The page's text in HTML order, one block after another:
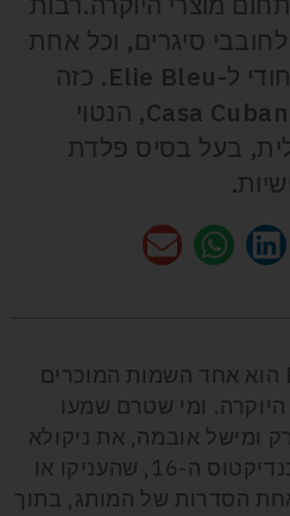
לחובבי סיגרים, וכל אחת
מהן ניחנה בקונספט ייחודי ל-Elie Bleu. כזה
הוא המצית השולחני Casa Cubana, הנטוי
בעל בסיס פלדת
המותג הצרפתי Elie Bleu הוא אחד השמות המוכרים
ומי שטרם שמעו
ומישל אובמה, את ניקולא
סרקוזי או את האפיפיור בנדיקטוס ה-16, שהעניקו או
הסדרות של המותג, בתוך